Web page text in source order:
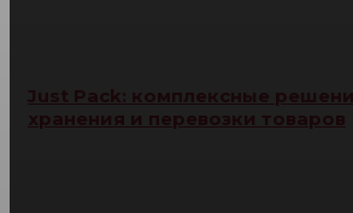
Just Pack: комплексные
хранения и перевозки товаров